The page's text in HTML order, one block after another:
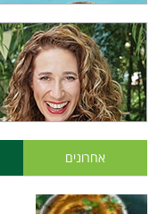
אחרונים